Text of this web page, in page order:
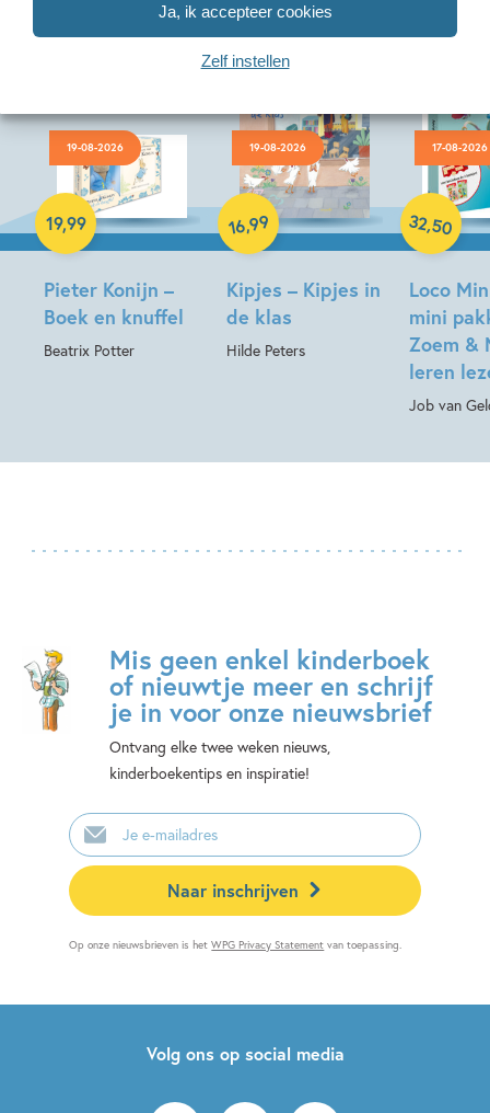
Ja, ik accepteer cookies
Zelf instellen
19-08-2026
Pieter Konijn –
Boek en knuffel
Beatrix Potter
19,99
Hardcover
19-08-2026
Kipjes – Kipjes in
de klas
Hilde Peters
16,99
Hardcover
17-08-2026
Loco
mini
Zoem &
leren
Job van
32,50
Paperback
Mis geen enkel kinderboek
of nieuwtje meer en schrijf
je in voor onze nieuwsbrief
Ontvang elke twee weken nieuws,
kinderboekentips en inspiratie!
E-
mailadres
Naar inschrijven
Op onze nieuwsbrieven is hetWPG Privacy Statement van toepassing.
Volg ons op social media